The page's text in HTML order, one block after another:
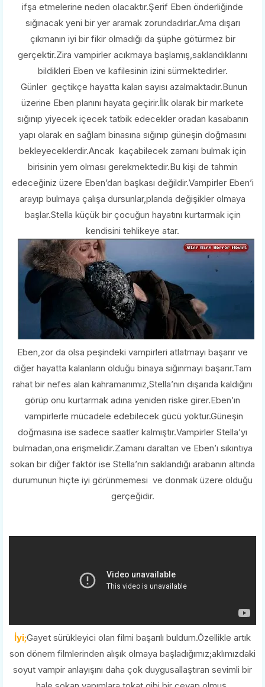
ifşa etmelerine neden olacaktır.Şerif Eben önderliğinde
sığınacak yeni bir yer aramak zorundadırlar.Ama dışarı
çıkmanın iyi bir fikir olmadığı da şüphe götürmez bir
gerçektir.Zira vampirler acıkmaya başlamış,saklandıklarını
bildikleri Eben ve kafilesinin izini sürmektedirler.
Günler geçtikçe hayatta kalan sayısı azalmaktadır.Bunun
üzerine Eben planını hayata geçirir.İlk olarak bir markete
sığınıp yiyecek içecek tatbik edecekler oradan kasabanın
yapı olarak en sağlam binasına sığınıp güneşin doğmasını
bekleyeceklerdir.Ancak kaçabilecek zamanı bulmak için
birisinin yem olması gerekmektedir.Bu kişi de tahmin
edeceğiniz üzere Eben’dan başkası değildir.Vampirler Eben’i
arayıp bulmaya çalışa dursunlar,planda değişikler olmaya
başlar.Stella küçük bir çocuğun hayatını kurtarmak için
kendisini tehlikeye atar.
Eben,zor da olsa peşindeki vampirleri atlatmayı başarır ve
diğer hayatta kalanların olduğu binaya sığınmayı başarır.Tam
rahat bir nefes alan kahramanımız,Stella’nın dışarıda kaldığını
görüp onu kurtarmak adına yeniden riske girer.Eben’ın
vampirlerle mücadele edebilecek gücü yoktur.Güneşin
doğmasına ise sadece saatler kalmıştır.Vampirler Stella’yı
bulmadan,ona erişmelidir.Zamanı daraltan ve Eben’ı sıkıntıya
sokan bir diğer faktör ise Stella’nın saklandığı arabanın altında
durumunun hiçte iyi görünmemesi ve donmak üzere olduğu
gerçeğidir.
İyi;Gayet sürükleyici olan filmi başarılı buldum.Özellikle artık
son dönem filmlerinden alışık olmaya başladığımız;aklımızdaki
soyut vampir anlayışını daha çok duygusallaştıran sevimli bir